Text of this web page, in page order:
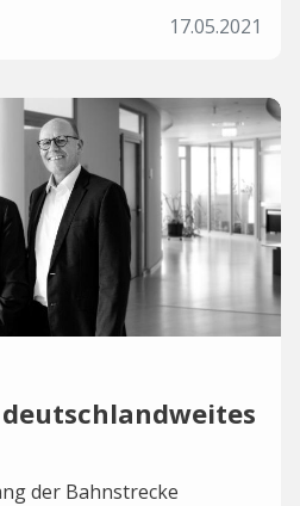
17.05.2021
der Bahnstrecke